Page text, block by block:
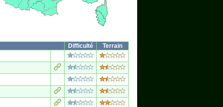
Difficulté
Terrain